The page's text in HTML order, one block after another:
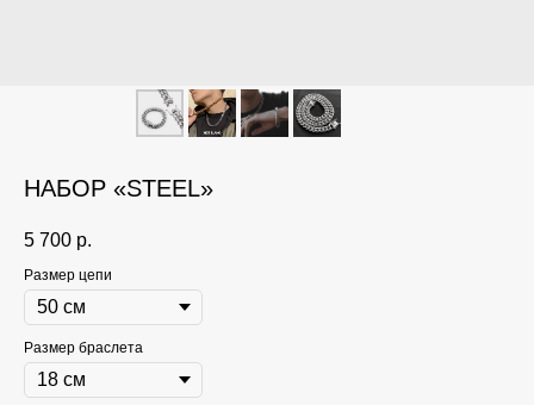
НАБОР «STEEL»
5 700 р.
Размер цепи
Размер браслета